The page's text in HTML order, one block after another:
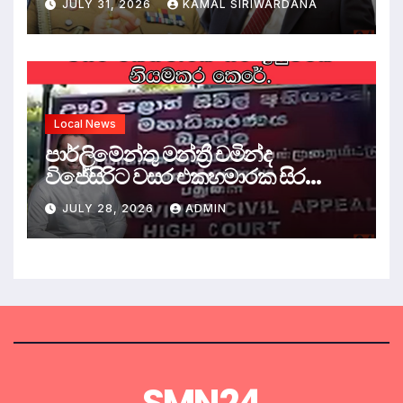
JULY 31, 2026 KAMAL SIRIWARDANA
Local News
පාර්ලිමේන්තු මන්ත්‍රී චමින්ද
විජේසිරිට වසර එකහමාරක සිර
දඬුවම්.
JULY 28, 2026 ADMIN